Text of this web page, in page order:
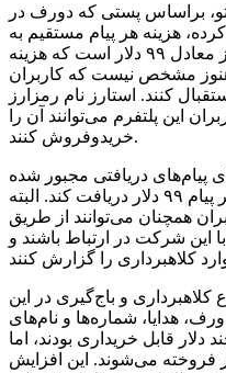
براساس پستی که دورف در
هزینه هر پیام مستقیم به
مدیرعامل تلگرام ۵ هزار استارز معادل ۹۹ دلار است که هزینه
مشخص نیست که کاربران
کنند. استارز نام رمزارز
این پلتفرم می‌توانند آن را
خریدوفروش کنند.
پیام‌های دریافتی مجبور شده
چنین کاری انجام دهد و به‌ازای هر پیام ۹۹ دلار دریافت کند. البته
همچنان می‌توانند از طریق
این شرکت در ارتباط باشند و
و باج‌گیری در این
هدایا، شماره‌ها و نام‌های
دلار قابل خریداری بودند، اما
بیش از ۱۰۰ هزار دلار فروخته می‌شوند. این افزایش